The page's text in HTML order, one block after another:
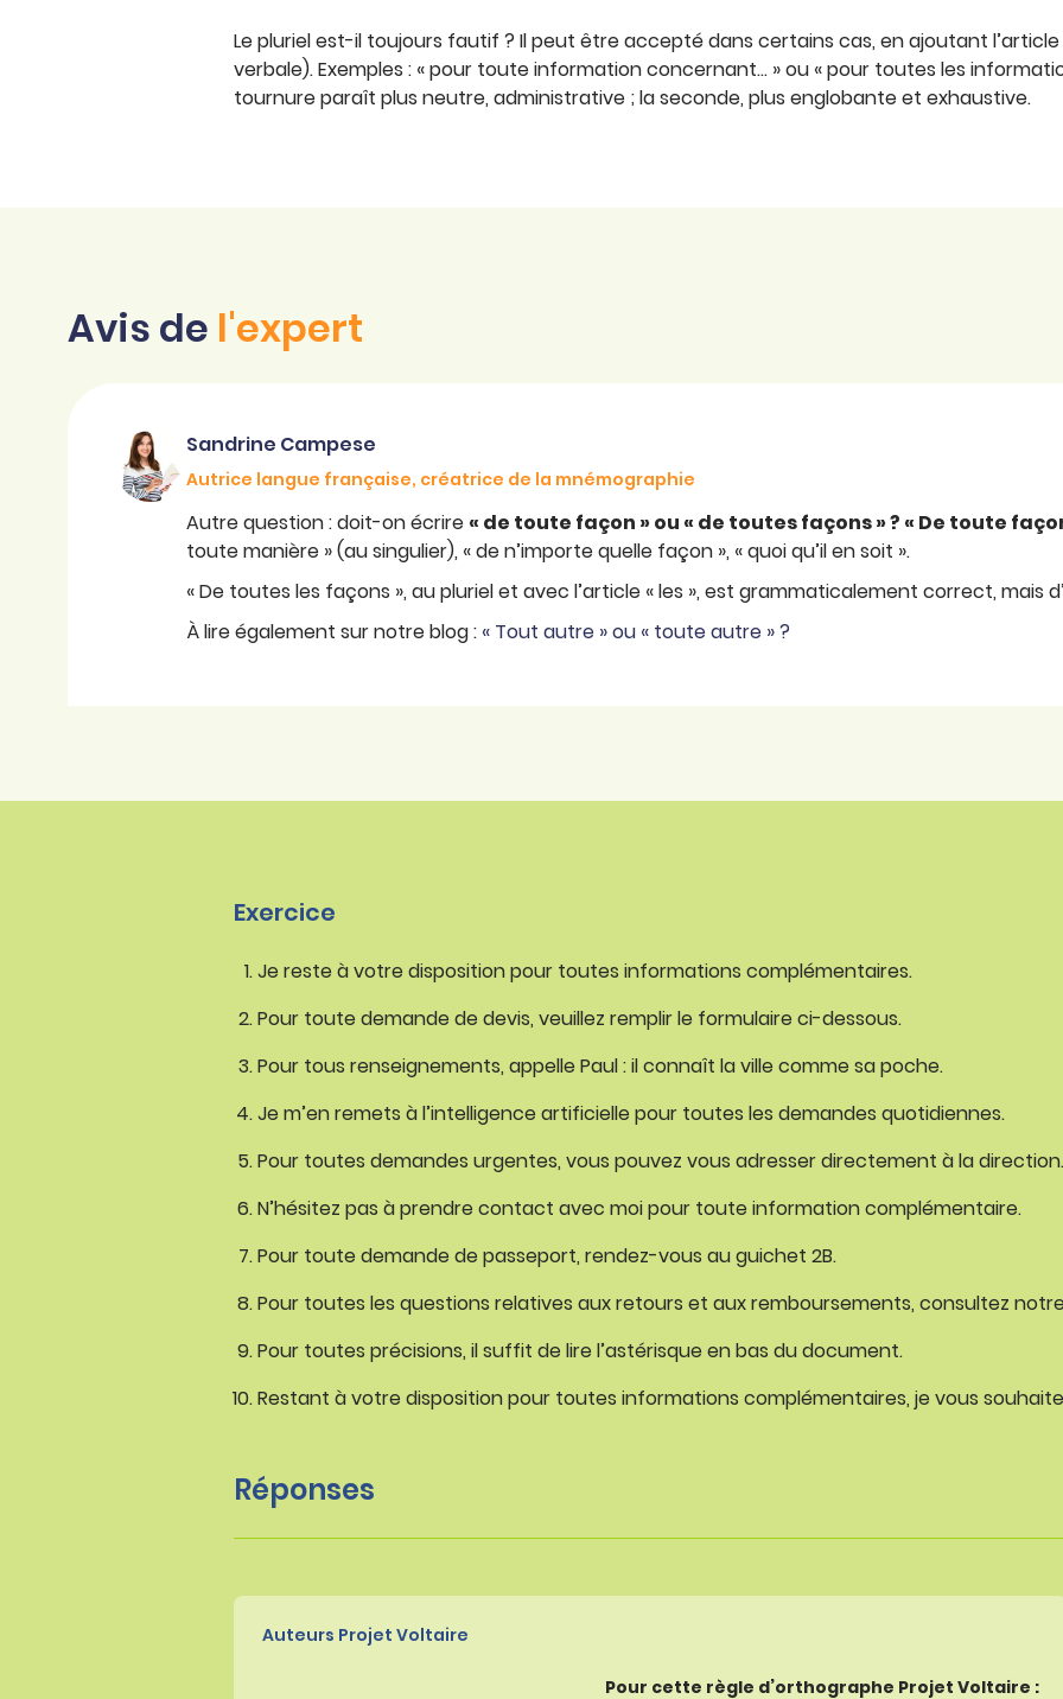
Le pluriel est-il toujours fautif ? Il peut être accepté dans certains cas, en ajoutant
verbale). Exemples : « pour toute information concernant… » ou « pour toutes les
tournure paraît plus neutre, administrative ; la seconde, plus englobante et exhaustive.
Avis de l'expert
Sandrine Campese
Autrice langue française, créatrice de la mnémographie
Autre question : doit-on écrire « de toute façon » ou « de toutes façons » ? « De toute
toute manière » (au singulier), « de n’importe quelle façon », « quoi qu’il en soit ».
« De toutes les façons », au pluriel et avec l’article « les », est grammaticalement correct, mais
À lire également sur notre blog : « Tout autre » ou « toute autre » ?
Exercice
Je reste à votre disposition pour toutes informations complémentaires.
Pour toute demande de devis, veuillez remplir le formulaire ci-dessous.
Pour tous renseignements, appelle Paul : il connaît la ville comme sa poche.
Je m’en remets à l’intelligence artificielle pour toutes les demandes quotidiennes.
Pour toutes demandes urgentes, vous pouvez vous adresser directement à la direction.
N’hésitez pas à prendre contact avec moi pour toute information complémentaire.
Pour toute demande de passeport, rendez-vous au guichet 2B.
Pour toutes les questions relatives aux retours et aux remboursements, consultez
Pour toutes précisions, il suffit de lire l’astérisque en bas du document.
Restant à votre disposition pour toutes informations complémentaires, je vous
Réponses
Auteurs Projet Voltaire
Pour cette règle d’orthographe Projet Voltaire :